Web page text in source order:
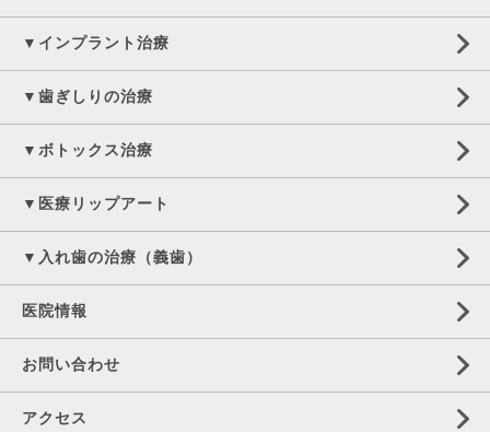
▼インプラント治療
▼歯ぎしりの治療
▼ボトックス治療
▼医療リップアート
▼入れ歯の治療（義歯）
医院情報
お問い合わせ
アクセス